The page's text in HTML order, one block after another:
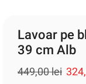
Lavoar pe
39 cm Alb
449,00lei